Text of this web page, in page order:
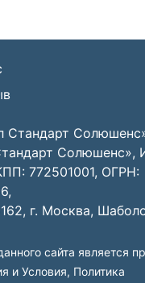
Солюшенс»,
772501001, ОГРН:
г. Москва,
сайта является
и Условия, Политика